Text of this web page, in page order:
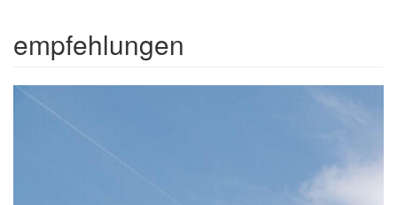
empfehlungen